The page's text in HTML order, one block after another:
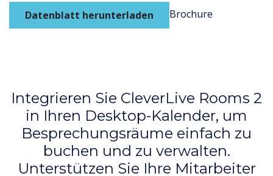
Datenblatt herunterladen Brochure
Integrieren Sie CleverLive Rooms 2
in Ihren Desktop-Kalender, um
Besprechungsräume einfach zu
buchen und zu verwalten.
Unterstützen Sie Ihre Mitarbeiter